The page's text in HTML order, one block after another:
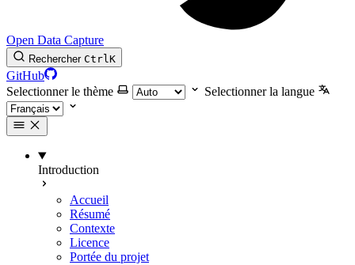
Open Data Capture
Rechercher CtrlK
GitHub
Selectionner le thème
Selectionner la langue
Introduction
Accueil
Résumé
Contexte
Licence
Portée du projet